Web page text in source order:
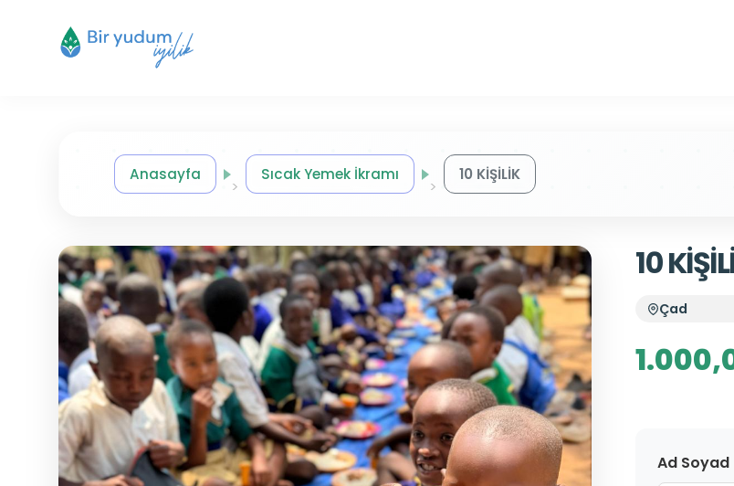
Anasayfa Sıcak Yemek İkramı 10 KİŞİLİK
10
Çad
Ad Soyad